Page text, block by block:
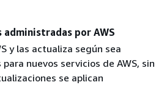
por AWS
y las actualiza según sea
nuevos servicios de AWS, sin
se aplican